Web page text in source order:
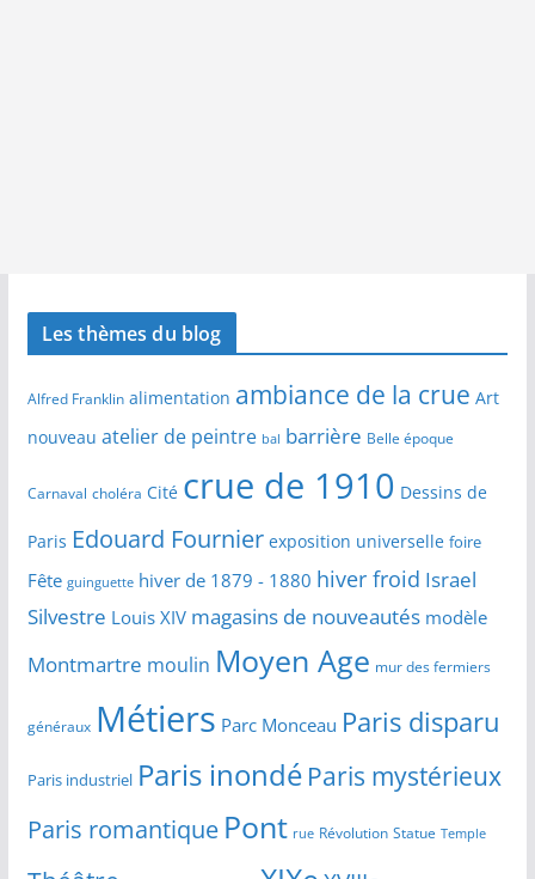
Les thèmes du blog
Alfred Franklin alimentation ambiance de la crue Art
nouveau atelier de peintre bal barrière Belle époque
Carnaval choléra Cité crue de 1910 Dessins de
Paris Edouard Fournier exposition universelle foire
Fête guinguette hiver de 1879 - 1880 hiver froid Israel
Silvestre Louis XIV magasins de nouveautés modèle
Montmartre moulin Moyen Age mur des fermiers
généraux Métiers Parc Monceau Paris disparu
Paris industriel Paris inondé Paris mystérieux
Paris romantique Pont rue Révolution Statue Temple